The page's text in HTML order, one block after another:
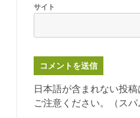
サイト
日本語が含まれない投
ご注意ください。（スパ